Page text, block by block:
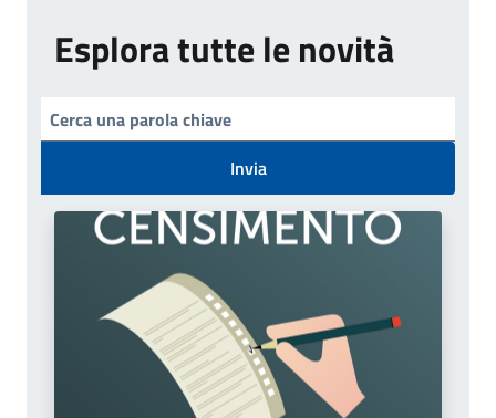
Esplora tutte le novità
Invia